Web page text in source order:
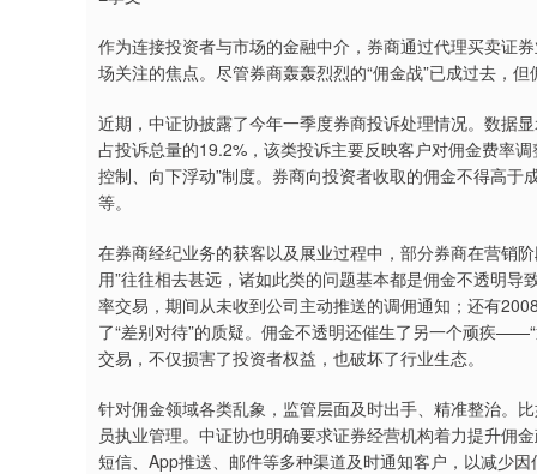
作为连接投资者与市场的金融中介，券商通过代理买卖证
场关注的焦点。尽管券商轰轰烈烈的“佣金战”已成过去，
近期，中证协披露了今年一季度券商投诉处理情况。数据
占投诉总量的19.2%，该类投诉主要反映客户对佣金费率
控制、向下浮动”制度。券商向投资者收取的佣金不得高
等。
在券商经纪业务的获客以及展业过程中，部分券商在营销
用”往往相去甚远，诸如此类的问题基本都是佣金不透明
率交易，期间从未收到公司主动推送的调佣通知；还有
了“差别对待”的质疑。佣金不透明还催生了另一个顽疾
交易，不仅损害了投资者权益，也破坏了行业生态。
针对佣金领域各类乱象，监管层面及时出手、精准整治。
员执业管理。中证协也明确要求证券经营机构着力提升佣
短信、App推送、邮件等多种渠道及时通知客户，以减少